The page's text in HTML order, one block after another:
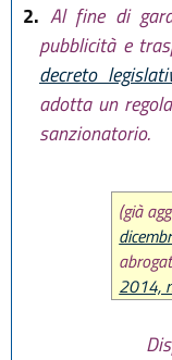
2. Al fine di
pubblicità e
decreto
adotta un
sanzionatorio.
(già
2014,